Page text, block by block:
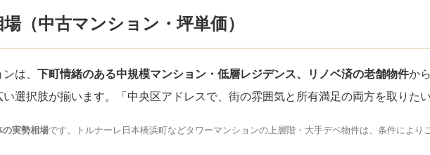
（中古マンション・坪単価）
は、 下町情緒のある中規模マンション・低層レジデンス、リノベ済の老舗物件か
い選択肢が揃います。「中央区アドレスで、街の雰囲気と所有満足の両方を取りた
の実勢相場です。トルナーレ日本橋浜町などタワーマンションの上層階・大手デベ物件は、条件によ